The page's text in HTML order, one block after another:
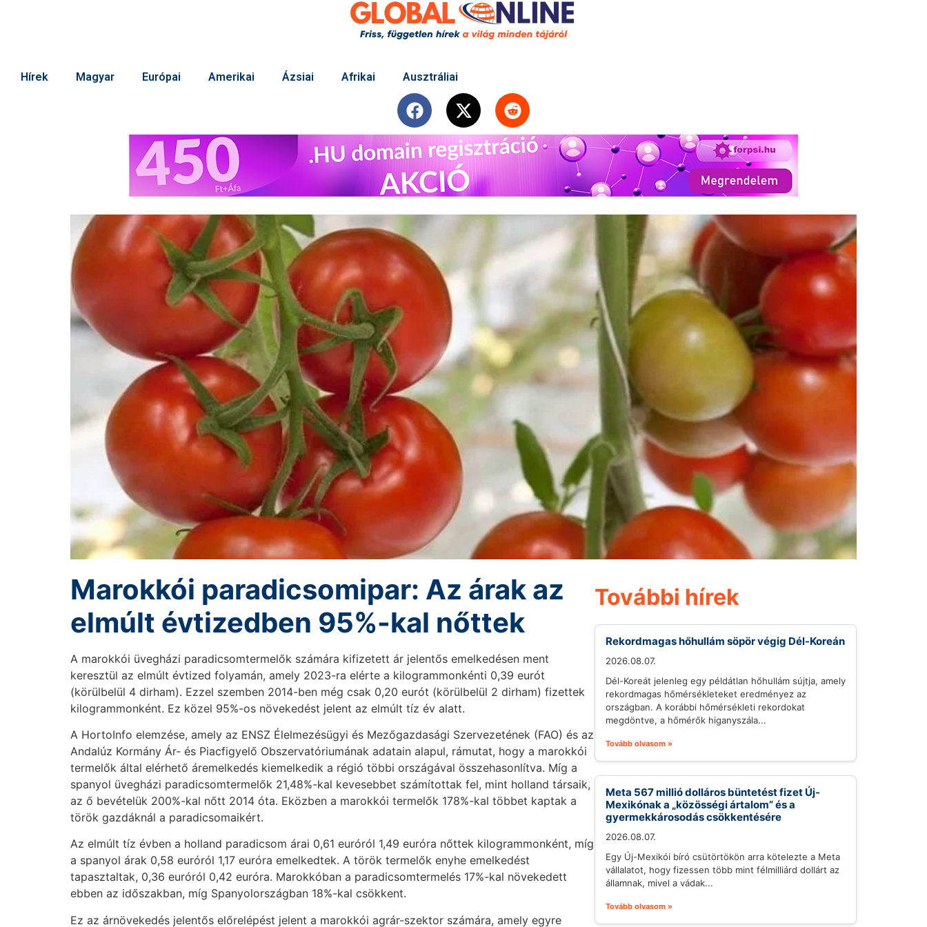
Hírek Magyar Európai Amerikai Ázsiai Afrikai Ausztráliai
Marokkói paradicsomipar: Az árak az
elmúlt évtizedben 95%-kal nőttek
A marokkói üvegházi paradicsomtermelők számára kifizetett ár jelentős emelkedésen ment
keresztül az elmúlt évtized folyamán, amely 2023-ra elérte a kilogrammonkénti 0,39 eurót
(körülbelül 4 dirham). Ezzel szemben 2014-ben még csak 0,20 eurót (körülbelül 2 dirham) fizettek
kilogrammonként. Ez közel 95%-os növekedést jelent az elmúlt tíz év alatt.
A HortoInfo elemzése, amely az ENSZ Élelmezésügyi és Mezőgazdasági Szervezetének (FAO) és az
Andalúz Kormány Ár- és Piacfigyelő Obszervatóriumának adatain alapul, rámutat, hogy a marokkói
termelők által elérhető áremelkedés kiemelkedik a régió többi országával összehasonlítva. Míg a
spanyol üvegházi paradicsomtermelők 21,48%-kal kevesebbet számítottak fel, mint holland társaik,
az ő bevételük 200%-kal nőtt 2014 óta. Eközben a marokkói termelők 178%-kal többet kaptak a
török gazdáknál a paradicsomaikért.
Az elmúlt tíz évben a holland paradicsom árai 0,61 euróról 1,49 euróra nőttek kilogrammonként, míg
a spanyol árak 0,58 euróról 1,17 euróra emelkedtek. A török termelők enyhe emelkedést
tapasztaltak, 0,36 euróról 0,42 euróra. Marokkóban a paradicsomtermelés 17%-kal növekedett
ebben az időszakban, míg Spanyolországban 18%-kal csökkent.
Ez az árnövekedés jelentős előrelépést jelent a marokkói agrár-szektor számára, amely egyre
További hírek
Rekordmagas hőhullám söpör végig Dél-Koreán
2026.08.07.
Dél-Koreát jelenleg egy példátlan hőhullám sújtja, amely
rekordmagas hőmérsékleteket eredményez az
országban. A korábbi hőmérsékleti rekordokat
megdöntve, a hőmérők higanyszála...
Tovább olvasom »
Meta 567 millió dolláros büntetést fizet Új-
Mexikónak a „közösségi ártalom” és a
gyermekkárosodás csökkentésére
2026.08.07.
Egy Új-Mexikói bíró csütörtökön arra kötelezte a Meta
vállalatot, hogy fizessen több mint félmilliárd dollárt az
államnak, mivel a vádak...
Tovább olvasom »